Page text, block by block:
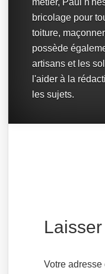
métier, Paul
bricolage pour
toiture,
possède
artisans et les
l'aider à la
les sujets.
Votre